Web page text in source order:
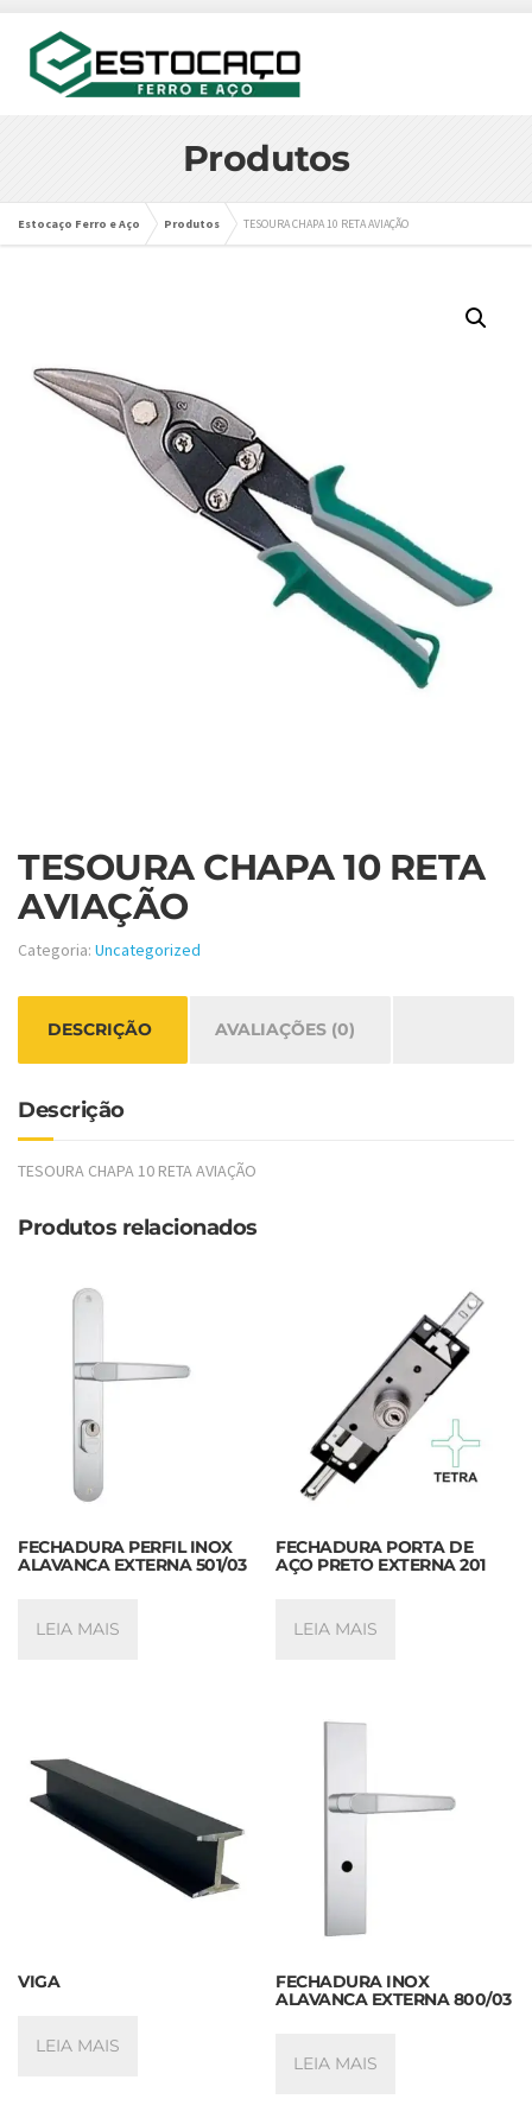
Produtos
Estocaço Ferro e Aço Produtos TESOURA CHAPA 10 RETA AVIAÇÃO
TESOURA CHAPA 10 RETA
AVIAÇÃO
Categoria: Uncategorized
DESCRIÇÃO AVALIAÇÕES (0)
Descrição
TESOURA CHAPA 10 RETA AVIAÇÃO
Produtos relacionados
FECHADURA PERFIL INOX
ALAVANCA EXTERNA 501/03
LEIA MAIS
FECHADURA PORTA DE
AÇO PRETO EXTERNA 201
LEIA MAIS
VIGA
LEIA MAIS
FECHADURA INOX
ALAVANCA EXTERNA 800/03
LEIA MAIS